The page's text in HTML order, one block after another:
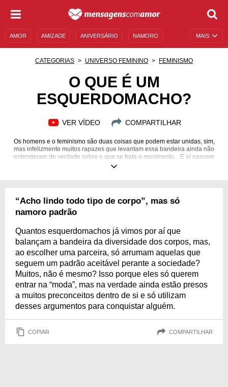
MAIS
AMOR AMIZADE ANIVERSÁRIO NAMORO
MENSAGENS E FRASES MENSAGENS DE ANIVERSÁRIO
CATEGORIAS UNIVERSO FEMININO FEMINISMO
O QUE É UM
ESQUERDOMACHO?
VER VÍDEO COMPARTILHAR
Os homens e o feminismo são duas coisas que podem estar unidas, sim,
mas infelizmente muitos rapazes que levantam essa bandeira ainda não
entenderam de verdade sobre o que se trata o movimento... E aí nascem
os famosos "esquerdomachos". Quer saber mais sobre eles? Descubra
“Acho lindo todo tipo de corpo”, mas só
namoro padrão
Quantos esquerdomachos já vimos por aí que
balançam a bandeira da diversidade dos corpos, mas,
ao escolher uma parceira, só arrumam aquelas que
seguem um padrão aceitável perante a sociedade?
Muitos, não é mesmo? Isso porque eles só querem
entrar na “moda”, mas na verdade ainda estão presos
a muitos preconceitos dentro de si e só utilizam
desses argumentos para conquistar alguém.
COPIAR COMPARTILHAR